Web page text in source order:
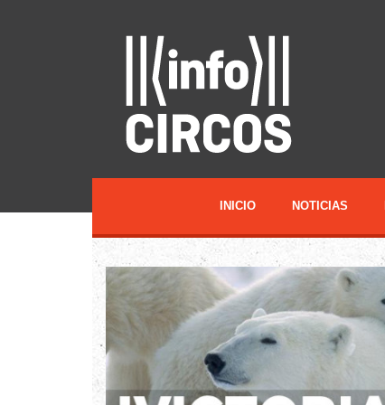
INICIO NOTICIAS